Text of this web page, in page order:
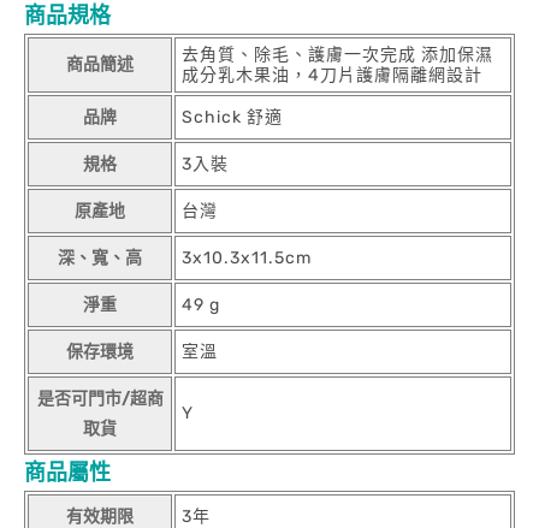
商品規格
商品簡述
去角質、除毛、護膚一次完成 添加保濕
成分乳木果油，4刀片護膚隔離網設計
品牌 Schick 舒適
規格 3入裝
原產地 台灣
深、寬、高 3x10.3x11.5cm
淨重 49 g
保存環境 室溫
是否可門市/超商
取貨
Y
商品屬性
有效期限 3年